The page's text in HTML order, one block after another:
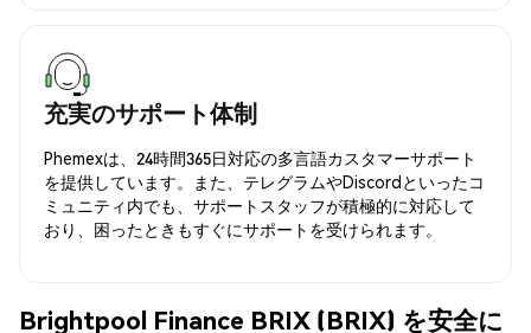
充実のサポート体制
Phemexは、24時間365日対応の多言語カスタマーサポート
を提供しています。また、テレグラムやDiscordといったコ
ミュニティ内でも、サポートスタッフが積極的に対応して
おり、困ったときもすぐにサポートを受けられます。
Brightpool Finance BRIX (BRIX) を安全に